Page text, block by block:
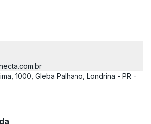
1000, Gleba Palhano, Londrina - PR -